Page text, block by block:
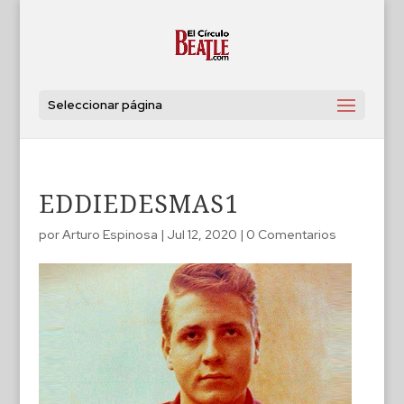
Seleccionar página
EDDIEDESMAS1
porArturo Espinosa | Jul 12, 2020 | 0 Comentarios